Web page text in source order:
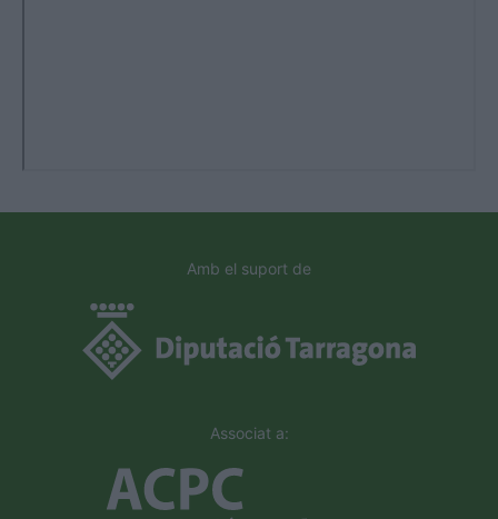
Amb el suport de
Associat a: